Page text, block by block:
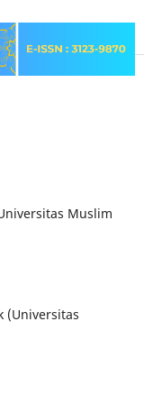
Muslim
(Universitas